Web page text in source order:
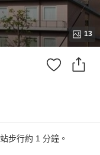
13
步行約 1 分鐘。